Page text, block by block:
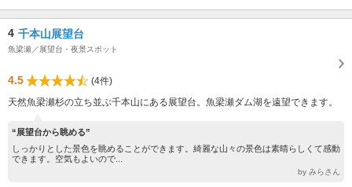
4 千本山展望台
魚梁瀬／展望台・夜景スポット
4.5
(4件)
天然魚梁瀬杉の立ち並ぶ千本山にある展望台。魚梁瀬ダム湖を遠望できます。
“展望台から眺める”
しっかりとした景色を眺めることができます。綺麗な山々の景色は素晴らしくて感動
できます。空気もよいので...
by みらさん